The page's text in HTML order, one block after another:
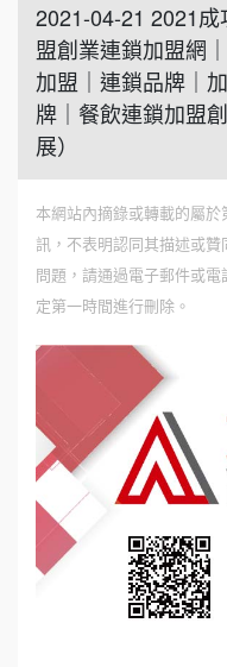
2021-04-21 2021
盟創業連鎖加盟網
加盟｜連鎖品牌｜
牌｜餐飲連鎖加盟
展）
本網站內摘錄或轉載的屬
訊，不表明認同其描述或
問題，請通過電子郵件或
定第一時間進行刪除。